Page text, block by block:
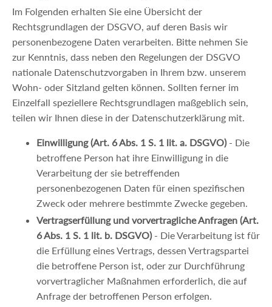
Im Folgenden erhalten Sie eine Übersicht der
Rechtsgrundlagen der DSGVO, auf deren Basis wir
personenbezogene Daten verarbeiten. Bitte nehmen Sie
zur Kenntnis, dass neben den Regelungen der DSGVO
nationale Datenschutzvorgaben in Ihrem bzw. unserem
Wohn- oder Sitzland gelten können. Sollten ferner im
Einzelfall speziellere Rechtsgrundlagen maßgeblich sein,
teilen wir Ihnen diese in der Datenschutzerklärung mit.
Einwilligung (Art. 6 Abs. 1 S. 1 lit. a. DSGVO)- Die
betroffene Person hat ihre Einwilligung in die
Verarbeitung der sie betreffenden
personenbezogenen Daten für einen spezifischen
Zweck oder mehrere bestimmte Zwecke gegeben.
Vertragserfüllung und vorvertragliche Anfragen (Art.
6 Abs. 1 S. 1 lit. b. DSGVO)- Die Verarbeitung ist für
die Erfüllung eines Vertrags, dessen Vertragspartei
die betroffene Person ist, oder zur Durchführung
vorvertraglicher Maßnahmen erforderlich, die auf
Anfrage der betroffenen Person erfolgen.